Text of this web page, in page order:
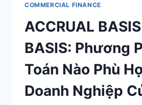
COMMERCIAL FINANCE
ACCRUAL
BASIS: Phương
Toán Nào Phù
Doanh Nghiệp